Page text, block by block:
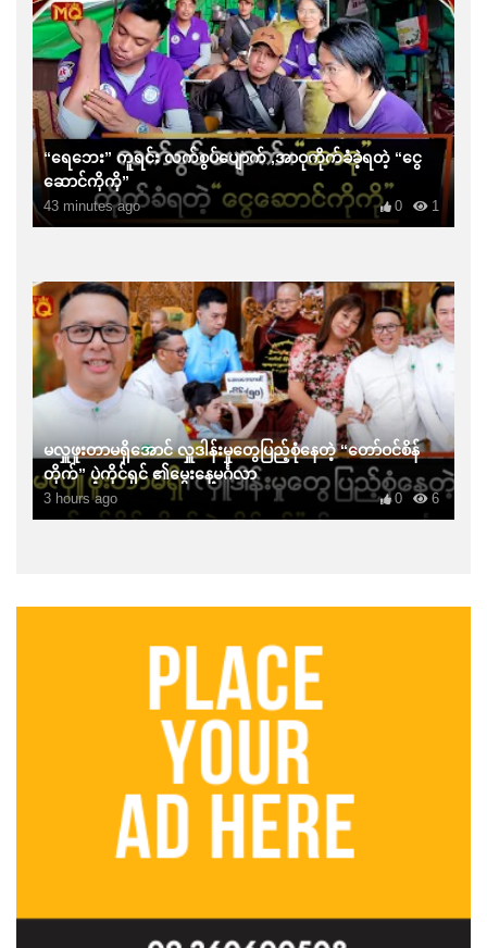
“ရေဘေး” ကူရင်း လက်စွပ်ပျောက် ,အာဝုကိုက်ခံခဲ့ရတဲ့ “ငွေ
ဆောင်ကိုကို”
43 minutes ago 1
0
မလှူဖူးတာမရှိအောင် လှူဒါန်းမှုတွေပြည့်စုံနေတဲ့ “တော်ဝင်စိန်
တိုက်” ပဲ့ကိုင်ရှင် ၏မွေးနေ့မင်္ဂလာ
3 hours ago 6
0